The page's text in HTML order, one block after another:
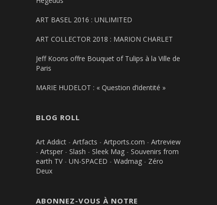
ART BASEL 2016 : UNLIMITED
ART COLLECTOR 2018 : MARION CHARLET
Jeff Koons offre Bouquet of Tulips à la Ville de
Paris
MARIE HUDELOT : « Question d’identité »
BLOG ROLL
Art Addict - Artfacts - Artports.com - Artreview
- Artsper - Slash - Sleek Mag - Souvenirs from
earth TV- UN-SPACED - Wadmag - Zéro
Deux
ABONNEZ-VOUS À NOTRE